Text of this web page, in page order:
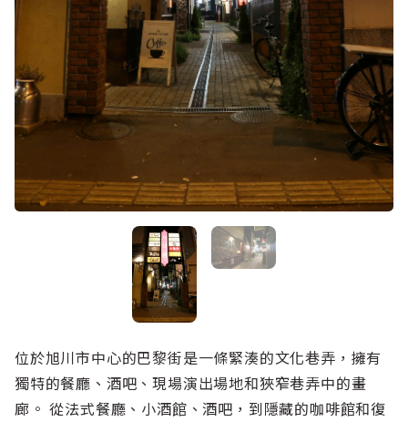
位於旭川市中心的巴黎街是一條緊湊的文化巷弄，擁有
獨特的餐廳、酒吧、現場演出場地和狹窄巷弄中的畫
廊。 從法式餐廳、小酒館、酒吧，到隱藏的咖啡館和復